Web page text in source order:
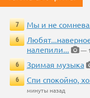
7 Мы и не
6
налепили...
—
6
Зримая музыка
6
Спи спокойно,
минуты назад